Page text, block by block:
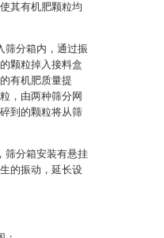
其有机肥颗粒均
筛分箱内，通过振
颗粒掉入接料盒
有机肥质量提
，由两种筛分网
到的颗粒将从筛
筛分箱安装有悬挂
的振动，延长设